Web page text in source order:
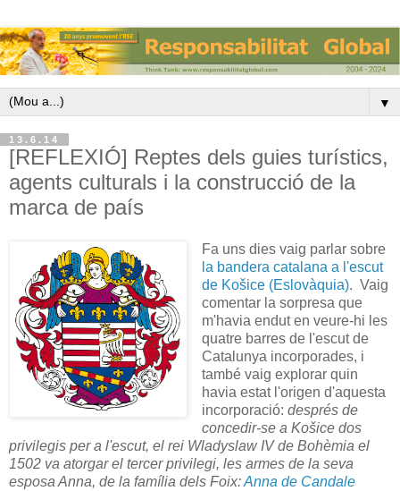
▼
13.6.14
[REFLEXIÓ] Reptes dels guies turístics,
agents culturals i la construcció de la
marca de país
Fa uns dies vaig parlar sobre
la bandera catalana a l'escut
de Košice (Eslovàquia). Vaig
comentar la sorpresa que
m'havia endut en veure-hi les
quatre barres de l'escut de
Catalunya incorporades, i
també vaig explorar quin
havia estat l'origen d'aquesta
incorporació: després de
concedir-se a Košice dos
privilegis per a l'escut, el rei Wladyslaw IV de Bohèmia el
1502 va atorgar el tercer privilegi, les armes de la seva
esposa Anna, de la família dels Foix:Anna de Candale